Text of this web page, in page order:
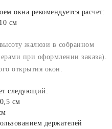
окна рекомендуется расчет:
см
жалюзи в собранном
при оформлении заказа).
открытия окон.
следующий:
см
держателей